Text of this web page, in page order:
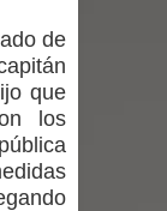
U.
interés
el
de
que
los